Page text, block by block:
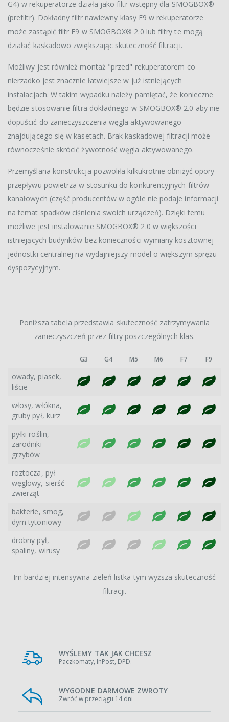
G4) w rekuperatorze działa jako filtr wstępny dla SMOGBOX®
(prefiltr). Dokładny filtr nawiewny klasy F9 w rekuperatorze
może zastąpić filtr F9 w SMOGBOX® 2.0 lub filtry te mogą
działać kaskadowo zwiększając skuteczność filtracji.
Możliwy jest również montaż "przed" rekuperatorem co
nierzadko jest znacznie łatwiejsze w już istniejących
instalacjach. W takim wypadku należy pamiętać, że konieczne
będzie stosowanie filtra dokładnego w SMOGBOX® 2.0 aby nie
dopuścić do zanieczyszczenia węgla aktywowanego
znajdującego się w kasetach. Brak kaskadowej filtracji może
równocześnie skrócić żywotność węgla aktywowanego.
Przemyślana konstrukcja pozwoliła kilkukrotnie obniżyć opory
przepływu powietrza w stosunku do konkurencyjnych filtrów
kanałowych (część producentów w ogóle nie podaje informacji
na temat spadków ciśnienia swoich urządzeń). Dzięki temu
możliwe jest instalowanie SMOGBOX® 2.0 w większości
istniejących budynków bez konieczności wymiany kosztownej
jednostki centralnej na wydajniejszy model o większym sprężu
dyspozycyjnym.
Poniższa tabela przedstawia skuteczność zatrzymywania
zanieczyszczeń przez filtry poszczególnych klas.
G3 G4 M5 M6 F7 F9
owady, piasek,
liście
włosy, włókna,
gruby pył, kurz
pyłki roślin,
zarodniki
grzybów
roztocza, pył
węglowy, sierść
zwierząt
bakterie, smog,
dym tytoniowy
drobny pył,
spaliny, wirusy
Im bardziej intensywna zieleń listka tym wyższa skuteczność
filtracji.
WYŚLEMY TAK JAK CHCESZ
Paczkomaty, InPost, DPD.
WYGODNE DARMOWE ZWROTY
Zwróć w przeciągu 14 dni